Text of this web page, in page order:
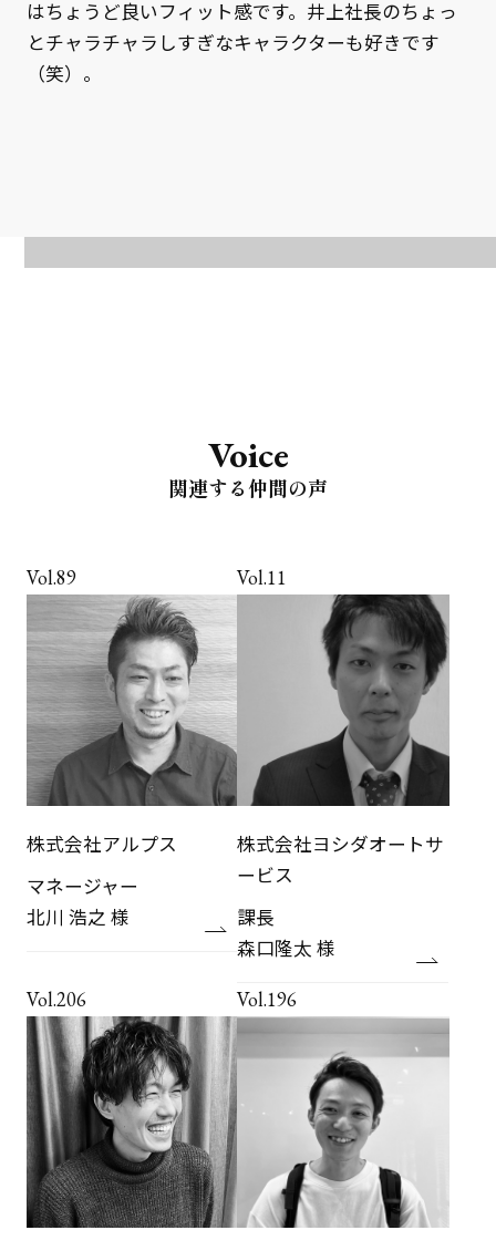
はちょうど良いフィット感です。井上社長のちょっ
とチャラチャラしすぎなキャラクターも好きです
（笑）。
Voice
関連する仲間の声
Vol.89
株式会社アルプス
マネージャー
北川 浩之 様
Vol.11
株式会社ヨシダオートサ
ービス
課長
森口隆太 様
Vol.206 Vol.196